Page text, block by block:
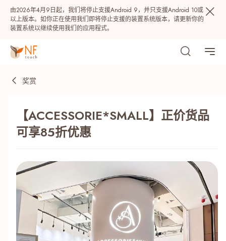
由2026年4月9日起，我们将停止支援Android 9，并只支援Android 10或
以上版本。如你正在使用我们即将停止支援的装置系统版本，请更新你的
装置系统以继续使用我们的应用程式。
NF Points AIRSIDE 奖赏
最近搜寻纪录
奖赏
【ACCESSORIE*SMALL】正价货品
可享85折优惠